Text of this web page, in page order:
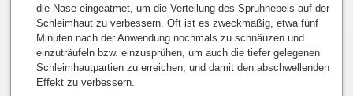
die Nase eingeatmet, um die Verteilung des Sprühnebels auf der
Schleimhaut zu verbessern. Oft ist es zweckmäßig, etwa fünf
Minuten nach der Anwendung nochmals zu schnäuzen und
einzuträufeln bzw. einzusprühen, um auch die tiefer gelegenen
Schleimhautpartien zu erreichen, und damit den abschwellenden
Effekt zu verbessern.